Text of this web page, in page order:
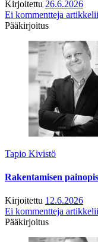
Kirjoitettu 26.6.2026
Ei kommentteja
Pääkirjoitus
Tapio Kivistö
Rakentamisen
Kirjoitettu 12.6.2026
Ei kommentteja
Pääkirjoitus